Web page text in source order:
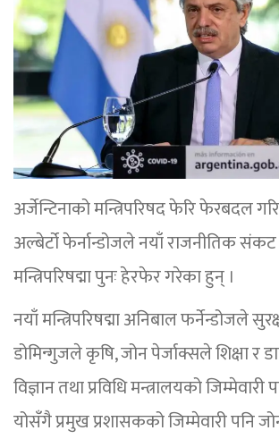
अर्जेन्टिनाको मन्त्रिपरिषद फेरि फेरबदल
अल्बेर्टो फेर्नान्डोजले नयाँ राजनीतिक
मन्त्रिपरिषद्मा पुनः हेरफेर गरेका हुन् ।
नयाँ मन्त्रिपरिषद्मा अनिबाल फर्नेन्डोजले
डोमिन्गुजले कृषि, जोन पेर्जाक्सले शिक्षा र
विज्ञान तथा प्रविधि मन्त्रालयको
योसँगै प्रमुख प्रशासकको जिम्मेवारी पनि